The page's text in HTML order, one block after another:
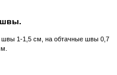
швы.
швы 1-1,5 см, на обтачные швы 0,7